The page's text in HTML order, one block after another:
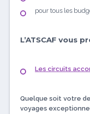
pour tous les
L’ATSCAF vous
Les circuits
Quelque soit votre
voyages